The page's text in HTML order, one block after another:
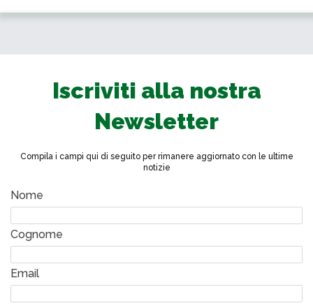
Iscriviti alla nostra
Newsletter
Compila i campi qui di seguito per rimanere aggiornato con le ultime
notizie
Nome
Cognome
Email